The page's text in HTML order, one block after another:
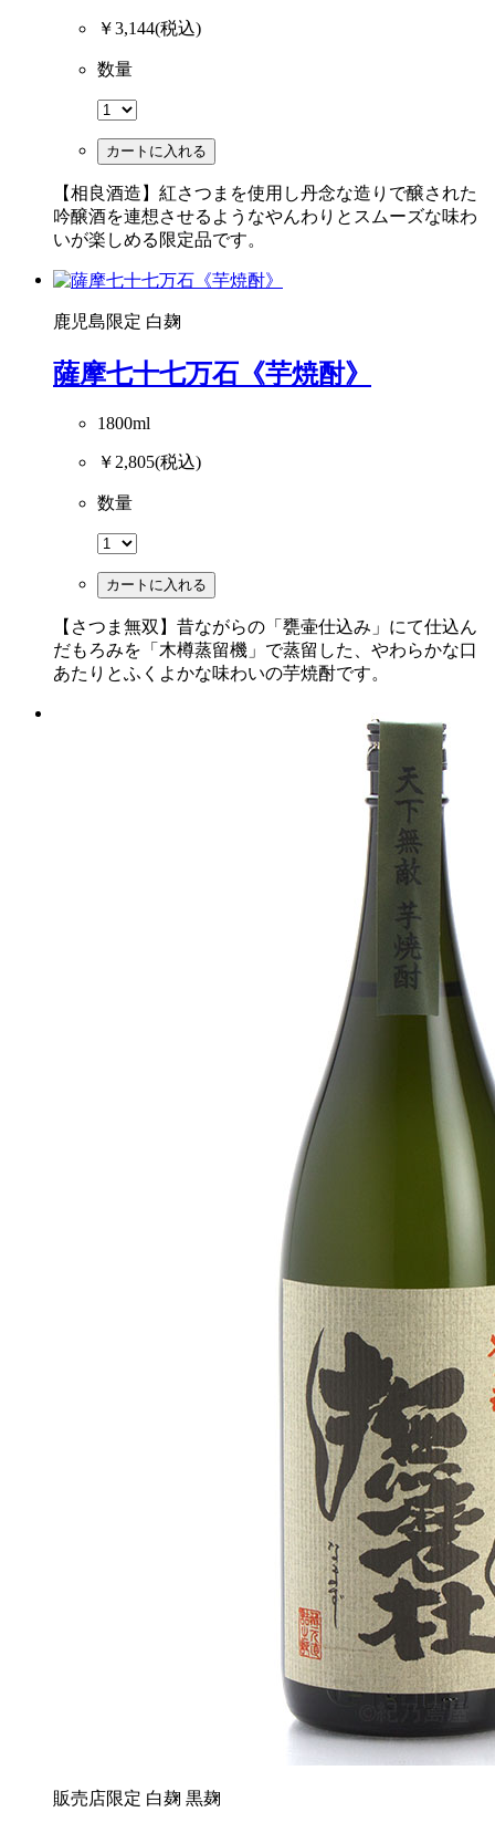
￥3,144(税込)
数量
カートに入れる
【相良酒造】紅さつまを使用し丹念な造りで醸された
吟醸酒を連想させるようなやんわりとスムーズな味わ
いが楽しめる限定品です。
鹿児島限定 白麹
薩摩七十七万石《芋焼酎》
1800ml
￥2,805(税込)
数量
カートに入れる
【さつま無双】昔ながらの「甕壷仕込み」にて仕込ん
だもろみを「木樽蒸留機」で蒸留した、やわらかな口
あたりとふくよかな味わいの芋焼酎です。
販売店限定 白麹 黒麹